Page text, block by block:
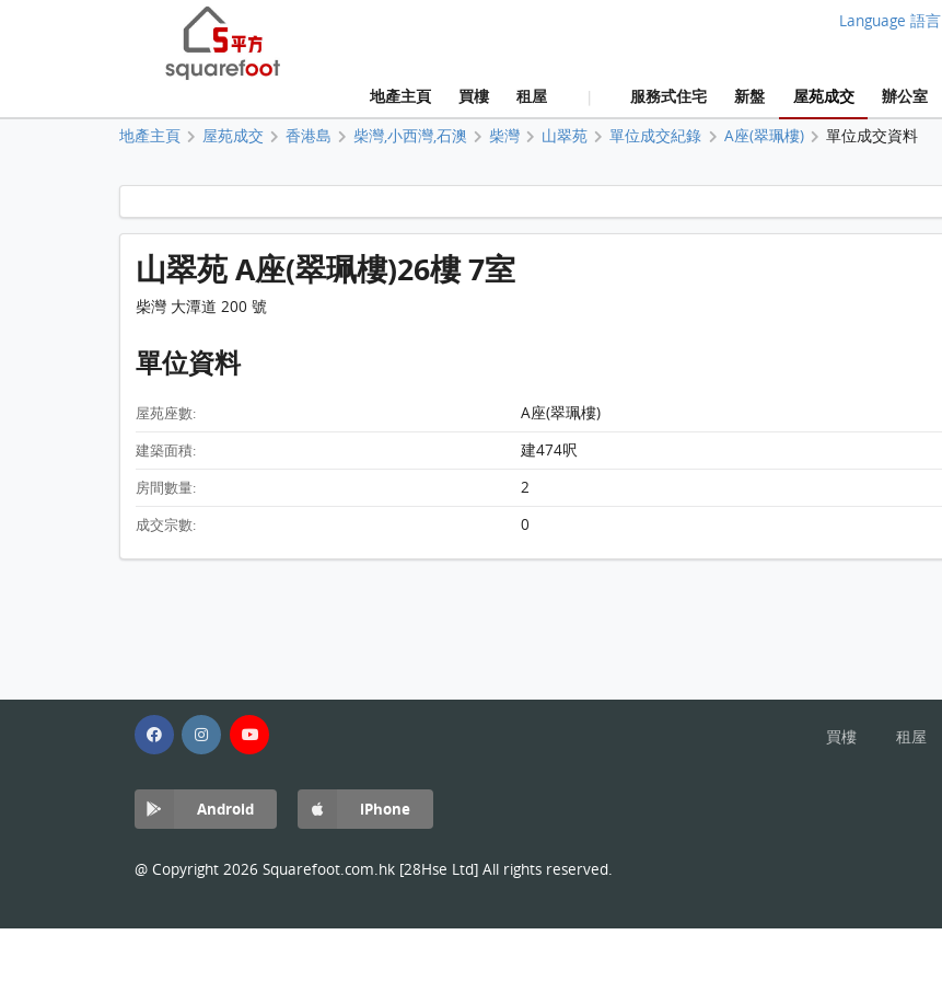
Language 語言
地產主頁 買樓 租屋 | 服務式住宅 新盤 屋苑成交 辦公室
地產主頁 屋苑成交 香港島 柴灣,小西灣,石澳 柴灣 山翠苑 單位成交紀錄 A座(翠珮樓) 單位成交資料
山翠苑 A座(翠珮樓)26樓 7室 平面圖
山翠苑 A座(翠珮樓)26樓 7室
柴灣 大潭道 200 號
單位資料
屋苑座數: A座(翠珮樓)
建築面積: 建474呎
房間數量: 2
成交宗數: 0
買樓 租屋
Android iPhone
@ Copyright 2026 Squarefoot.com.hk [28Hse Ltd] All rights reserved.